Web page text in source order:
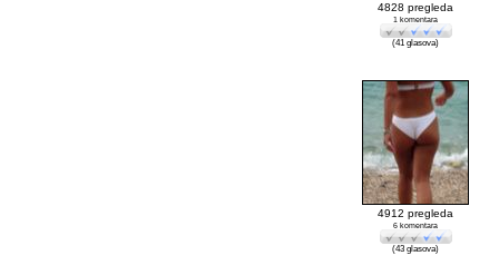
4828 pregleda
1 komentara
(41 glasova)
4912 pregleda
6 komentara
(43 glasova)